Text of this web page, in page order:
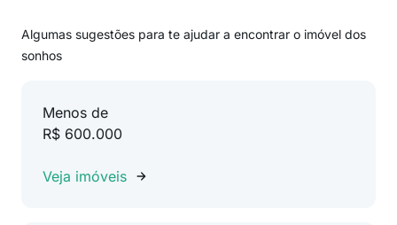
Algumas sugestões para te ajudar a encontrar o imóvel dos
sonhos
Menos de
R$ 600.000
Veja imóveis